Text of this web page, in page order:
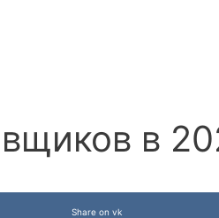
в
Share on vk